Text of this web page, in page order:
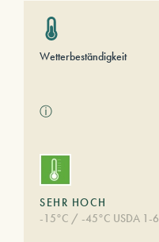
Wetterbeständigkeit
ⓘ
SEHR HOCH
-15°C / -45°C USDA 1-6